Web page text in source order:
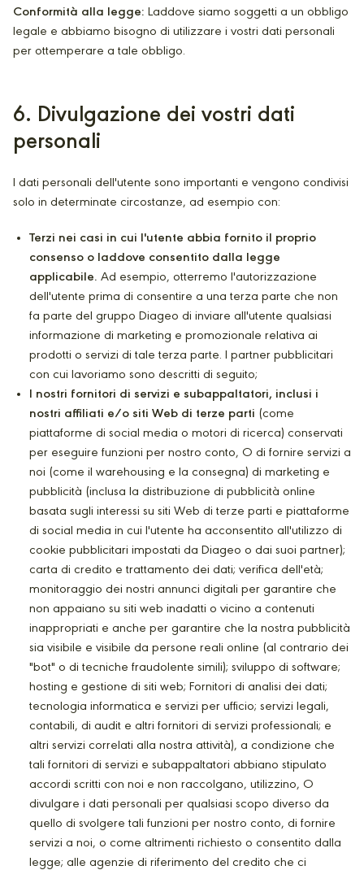
Conformità alla legge: Laddove siamo soggetti a un obbligo
legale e abbiamo bisogno di utilizzare i vostri dati personali
per ottemperare a tale obbligo.
6. Divulgazione dei vostri dati
personali
I dati personali dell'utente sono importanti e vengono condivisi
solo in determinate circostanze, ad esempio con:
Terzi nei casi in cui l'utente abbia fornito il proprio
consenso o laddove consentito dalla legge
applicabile. Ad esempio, otterremo l'autorizzazione
dell'utente prima di consentire a una terza parte che non
fa parte del gruppo Diageo di inviare all'utente qualsiasi
informazione di marketing e promozionale relativa ai
prodotti o servizi di tale terza parte. I partner pubblicitari
con cui lavoriamo sono descritti di seguito;
I nostri fornitori di servizi e subappaltatori, inclusi i
nostri affiliati e/o siti Web di terze parti (come
piattaforme di social media o motori di ricerca) conservati
per eseguire funzioni per nostro conto, O di fornire servizi a
noi (come il warehousing e la consegna) di marketing e
pubblicità (inclusa la distribuzione di pubblicità online
basata sugli interessi su siti Web di terze parti e piattaforme
di social media in cui l'utente ha acconsentito all'utilizzo di
cookie pubblicitari impostati da Diageo o dai suoi partner);
carta di credito e trattamento dei dati; verifica dell'età;
monitoraggio dei nostri annunci digitali per garantire che
non appaiano su siti web inadatti o vicino a contenuti
inappropriati e anche per garantire che la nostra pubblicità
sia visibile e visibile da persone reali online (al contrario dei
"bot" o di tecniche fraudolente simili); sviluppo di software;
hosting e gestione di siti web; Fornitori di analisi dei dati;
tecnologia informatica e servizi per ufficio; servizi legali,
contabili, di audit e altri fornitori di servizi professionali; e
altri servizi correlati alla nostra attività), a condizione che
tali fornitori di servizi e subappaltatori abbiano stipulato
accordi scritti con noi e non raccolgano, utilizzino, O
divulgare i dati personali per qualsiasi scopo diverso da
quello di svolgere tali funzioni per nostro conto, di fornire
servizi a noi, o come altrimenti richiesto o consentito dalla
legge; alle agenzie di riferimento del credito che ci